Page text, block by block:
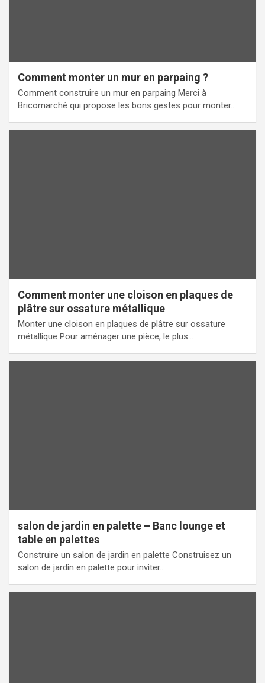
Comment monter un mur en parpaing ?
Comment construire un mur en parpaing Merci à
Bricomarché qui propose les bons gestes pour monter…
Comment monter une cloison en plaques de
plâtre sur ossature métallique
Monter une cloison en plaques de plâtre sur ossature
métallique Pour aménager une pièce, le plus…
salon de jardin en palette – Banc lounge et
table en palettes
Construire un salon de jardin en palette Construisez un
salon de jardin en palette pour inviter…